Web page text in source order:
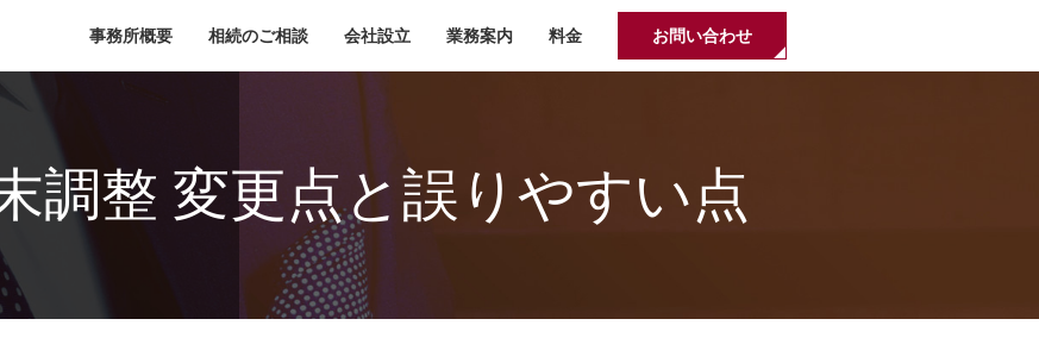
池税理士事務所事務所概要 相続のご相談 会社設立 業務案内 料金 お問い合わせ
調整 変更点と誤りやすい点